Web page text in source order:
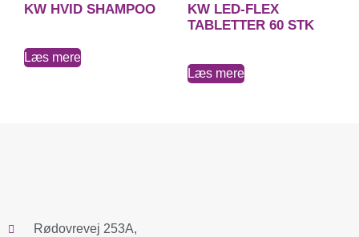
KW HVID SHAMPOO
Læs mere
KW LED-FLEX
TABLETTER 60 STK
Læs mere
Rødovrevej 253A,